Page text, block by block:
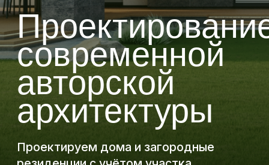
Проектируем дома и загородные
резиденции с учётом участка,
бюджета и инженерных
требований.
Что входит в
проектирование?
Мы разрабатываем проект дома как
целостную систему — от идеи